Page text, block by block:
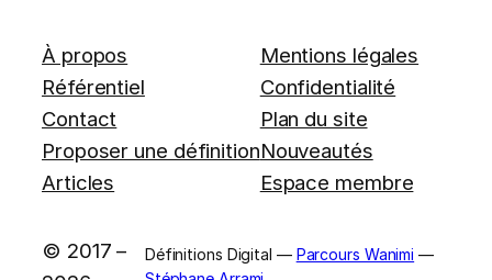
À propos
Référentiel
Contact
Proposer une définition
Articles
Mentions légales
Confidentialité
Plan du site
Nouveautés
Espace membre
© 2017 –
Définitions Digital — Parcours Wanimi —